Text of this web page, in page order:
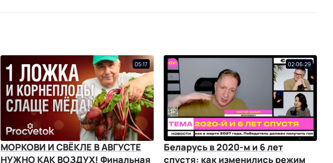
05:17
МОРКОВИ И СВЁКЛЕ В АВГУСТЕ
НУЖНО КАК ВОЗДУХ! Финальная
02:06:29
Беларусь в 2020-м и 6 лет
спустя: как изменились режим